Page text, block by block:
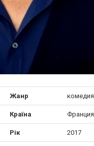
Жанр комедия
Країна
Рік 2017